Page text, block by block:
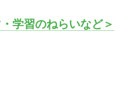
学習のねらいなど＞